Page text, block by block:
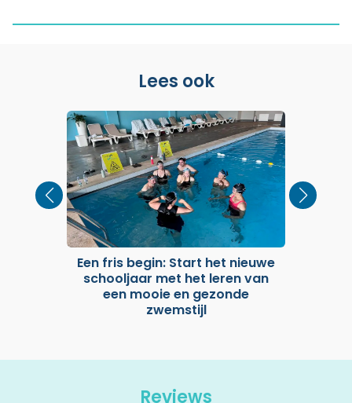
Lees ook
Een fris begin: Start het nieuwe
schooljaar met het leren van
een mooie en gezonde
zwemstijl
Reviews